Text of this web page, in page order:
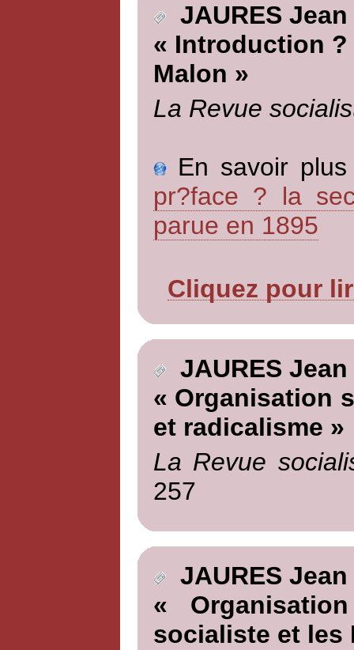
JAURES Jean
« Introduction ?
Malon »
La Revue
En savoir
pr?face ? la
parue en 1895
Cliquez pour
JAURES Jean
« Organisation
et radicalisme »
La Revue
257
JAURES Jean
«
socialiste et les